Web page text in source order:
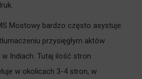
Mostowy bardzo często asystuje
przysięgłym aktów
w Indiach. Tutaj ilość stron
w okolicach 3-4 stron, w